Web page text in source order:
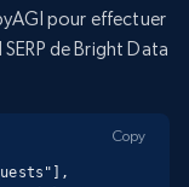
pour effectuer
de Bright Data
Copy